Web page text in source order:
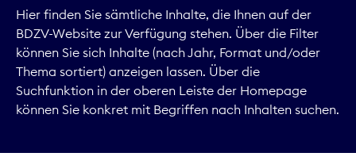
Digitales
Kommunikation
Marktdaten
Hier finden Sie sämtliche Inhalte, die Ihnen auf der
BDZV-Website zur Verfügung stehen. Über die Filter
können Sie sich Inhalte (nach Jahr, Format und/oder
Thema sortiert) anzeigen lassen. Über die
Suchfunktion in der oberen Leiste der Homepage
können Sie konkret mit Begriffen nach Inhalten suchen.